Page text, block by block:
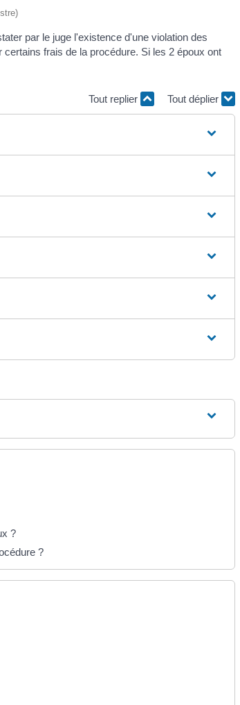
par le juge l'existence d'une violation des
frais de la procédure. Si les 2 époux ont
Tout replier Tout déplier
?
?